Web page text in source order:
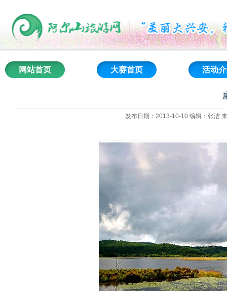
网站首页 大赛首页 活动
发布日期：2013-10-10 编辑：张洁